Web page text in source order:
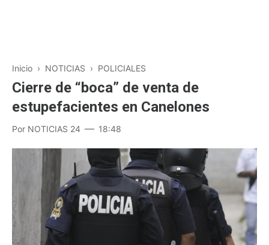
Inicio › NOTICIAS › POLICIALES
Cierre de “boca” de venta de
estupefacientes en Canelones
Por NOTICIAS 24 18:48